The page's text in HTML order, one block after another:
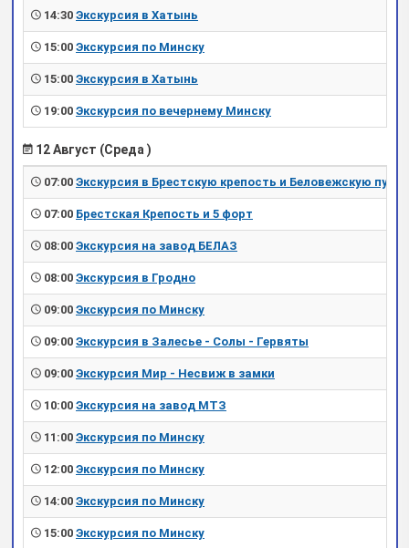
14:30 Экскурсия в Хатынь
15:00 Экскурсия по Минску
15:00 Экскурсия в Хатынь
19:00 Экскурсия по вечернему Минску
12 Август (Среда )
07:00 Экскурсия в Брестскую крепость и Беловежскую пущу
07:00 Брестская Крепость и 5 форт
08:00 Экскурсия на завод БЕЛАЗ
08:00 Экскурсия в Гродно
09:00 Экскурсия по Минску
09:00 Экскурсия в Залесье - Солы - Гервяты
09:00 Экскурсия Мир - Несвиж в замки
10:00 Экскурсия на завод МТЗ
11:00 Экскурсия по Минску
12:00 Экскурсия по Минску
14:00 Экскурсия по Минску
15:00 Экскурсия по Минску